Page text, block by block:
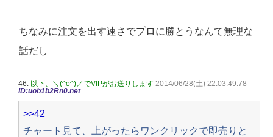
ちなみに注文を出す速さでプロに勝とうなんて無理な
話だし
46: 以下、＼(^o^)／でVIPがお送りします 2014/06/28(土) 22:03:49.78
ID:uob1b2Rn0.net
>>42
チャート見て、上がったらワンクリックで即売りと